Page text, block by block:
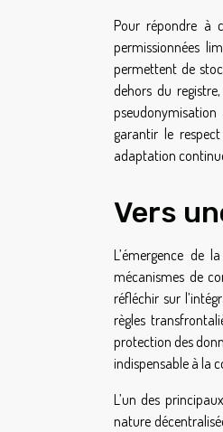
Pour répondre à
permissionnées
permettent de
dehors du
garantir le
adaptation
Vers
L’émergence de
mécanismes de
réfléchir sur
règles
protection des
indispensable à la
L’un des
nature